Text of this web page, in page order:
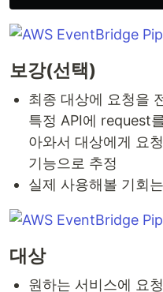
보강(선택)
최종 대상에 요청을
특정 API에 request
아와서 대상에게 요
기능으로 추정
실제 사용해볼 기회
대상
원하는 서비스에 요